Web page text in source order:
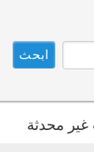
غير محدثة